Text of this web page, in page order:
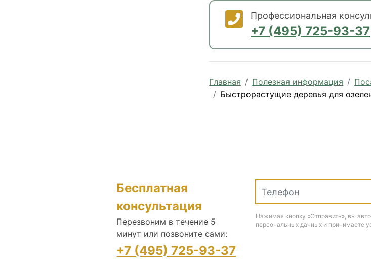
Профессиональная
+7 (495) 725-93-37
Главная Полезная информация
Быстрорастущие деревья для
Бесплатная
консультация
Перезвоним в течение 5
минут или позвоните сами:
+7 (495) 725-93-37
Нажимая кнопку «Отправить», вы
персональных данных и принимаете